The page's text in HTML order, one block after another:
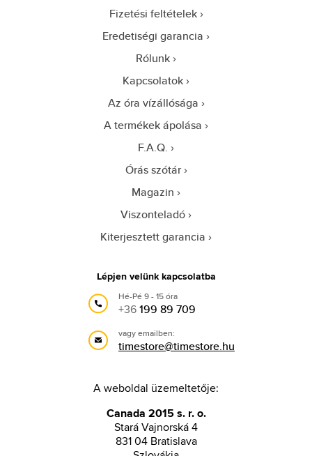
Fizetési feltételek
Eredetiségi garancia
Rólunk
Kapcsolatok
Az óra vízállósága
A termékek ápolása
F.A.Q.
Órás szótár
Magazin
Viszonteladó
Kiterjesztett garancia
Lépjen velünk kapcsolatba
Hé-Pé 9 - 15 óra
+36199 89 709
vagy emailben:
timestore@timestore.hu
A weboldal üzemeltetője:
Canada 2015 s. r. o.
Stará Vajnorská 4
831 04 Bratislava